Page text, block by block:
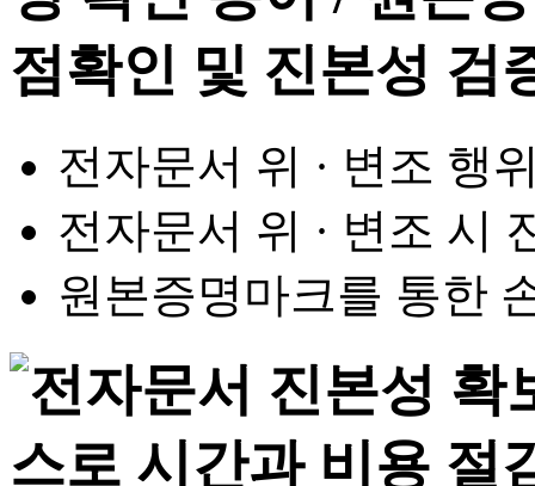
전자문서 위 · 변조 행
전자문서 위 · 변조 시
원본증명마크를 통한